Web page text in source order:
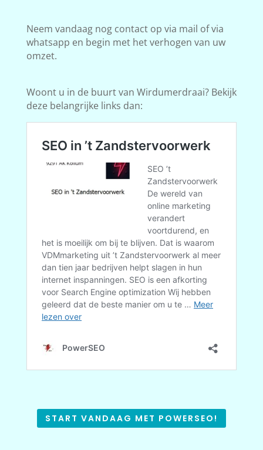
Neem vandaag nog contact op via mail of via
whatsapp en begin met het verhogen van uw
omzet.
Woont u in de buurt van Wirdumerdraai? Bekijk
deze belangrijke links dan:
START VANDAAG MET POWERSEO!